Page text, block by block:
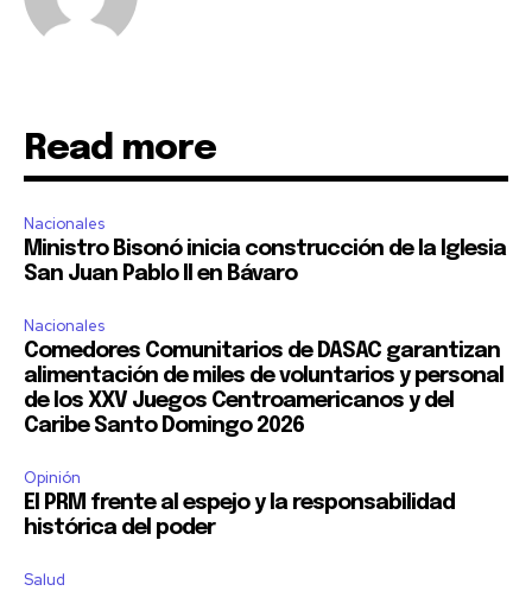
Read more
Nacionales
Ministro Bisonó inicia construcción de la Iglesia
San Juan Pablo II en Bávaro
Nacionales
Comedores Comunitarios de DASAC garantizan
alimentación de miles de voluntarios y personal
de los XXV Juegos Centroamericanos y del
Caribe Santo Domingo 2026
Opinión
El PRM frente al espejo y la responsabilidad
histórica del poder
Salud